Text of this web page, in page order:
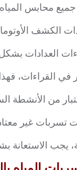
في القراءات،
من الأنشطة
تسربات غير
يجب الاستعانة